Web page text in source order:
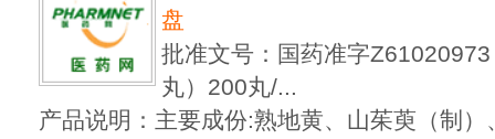
盘
批准文号：国药准字
丸）200丸/...
产品说明：主要成份:熟地黄、山茱萸（制